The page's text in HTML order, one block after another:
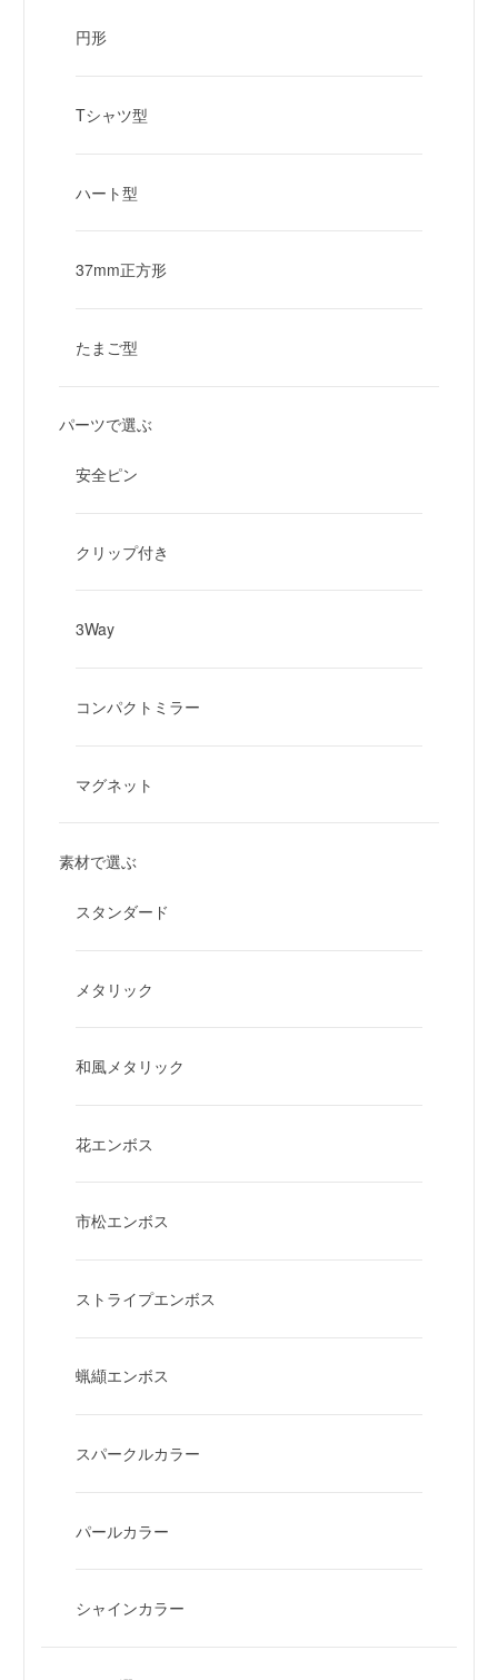
円形
Tシャツ型
ハート型
37mm正方形
たまご型
パーツで選ぶ
安全ピン
クリップ付き
3Way
コンパクトミラー
マグネット
素材で選ぶ
スタンダード
メタリック
和風メタリック
花エンボス
市松エンボス
ストライプエンボス
蝋纈エンボス
スパークルカラー
パールカラー
シャインカラー